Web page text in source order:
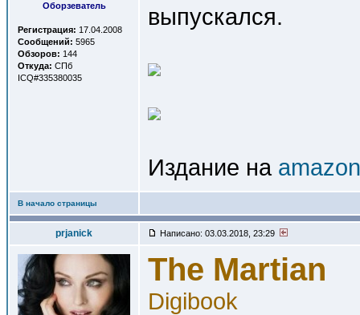
Оборзеватель
Регистрация: 17.04.2008
Сообщений: 5965
Обзоров: 144
Откуда: СПб
ICQ#335380035
выпускался.
Издание на
В начало страницы
prjanick Написано: 03.03.2018, 23:29
The Martian
Digibook